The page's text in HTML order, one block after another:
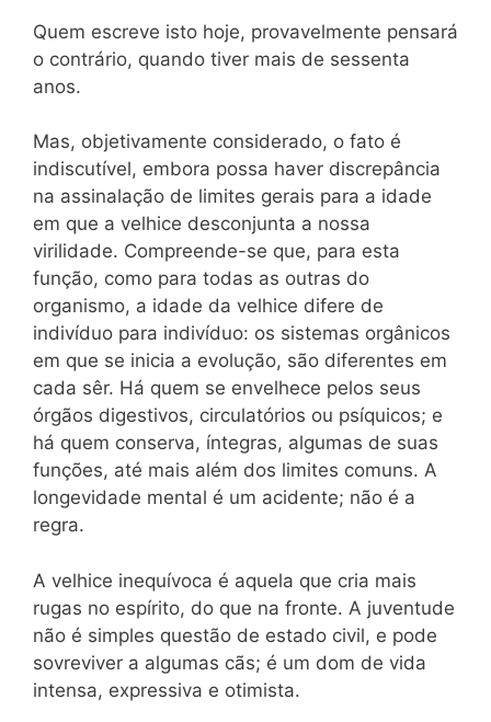
Quem escreve isto hoje, provavelmente pensará
o contrário, quando tiver mais de sessenta
anos.
Mas, objetivamente considerado, o fato é
indiscutível, embora possa haver discrepância
na assinalação de limites gerais para a idade
em que a velhice desconjunta a nossa
virilidade. Compreende-se que, para esta
função, como para todas as outras do
organismo, a idade da velhice difere de
indivíduo para indivíduo: os sistemas orgânicos
em que se inicia a evolução, são diferentes em
cada sêr. Há quem se envelhece pelos seus
órgãos digestivos, circulatórios ou psíquicos; e
há quem conserva, íntegras, algumas de suas
funções, até mais além dos limites comuns. A
longevidade mental é um acidente; não é a
regra.
A velhice inequívoca é aquela que cria mais
rugas no espírito, do que na fronte. A juventude
não é simples questão de estado civil, e pode
sovreviver a algumas cãs; é um dom de vida
intensa, expressiva e otimista.